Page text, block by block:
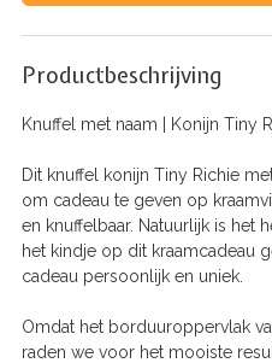
Productbeschrijving
Knuffel met naam | Konijn Tiny
Dit knuffel konijn Tiny Richie
om cadeau te geven op
en knuffelbaar. Natuurlijk is het
het kindje op dit kraamcadeau
cadeau persoonlijk en uniek.
Omdat het borduuroppervlak
raden we voor het mooiste